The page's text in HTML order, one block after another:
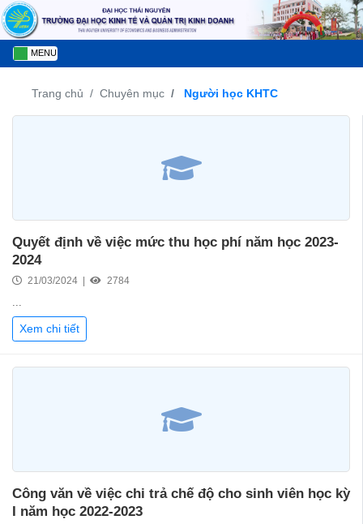
MENU
Trang chủ Chuyên mục Người học KHTC
Quyết định về việc mức thu học phí năm học 2023-
2024
21/03/2024 | 2784
...
Xem chi tiết
Công văn về việc chi trả chế độ cho sinh viên học kỳ
I năm học 2022-2023